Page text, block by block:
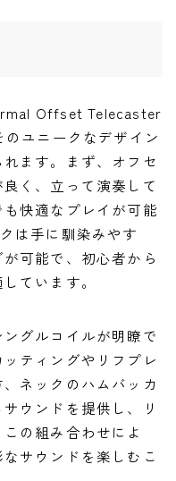
Offset Telecaster
ユニークなデザイン
ます。まず、オフセ
く、立って演奏して
快適なプレイが可能
は手に馴染みやす
可能で、初心者から
ています。
グルコイルが明瞭で
ティングやリフプレ
ネックのハムバッカ
ウンドを提供し、リ
の組み合わせによ
サウンドを楽しむこ